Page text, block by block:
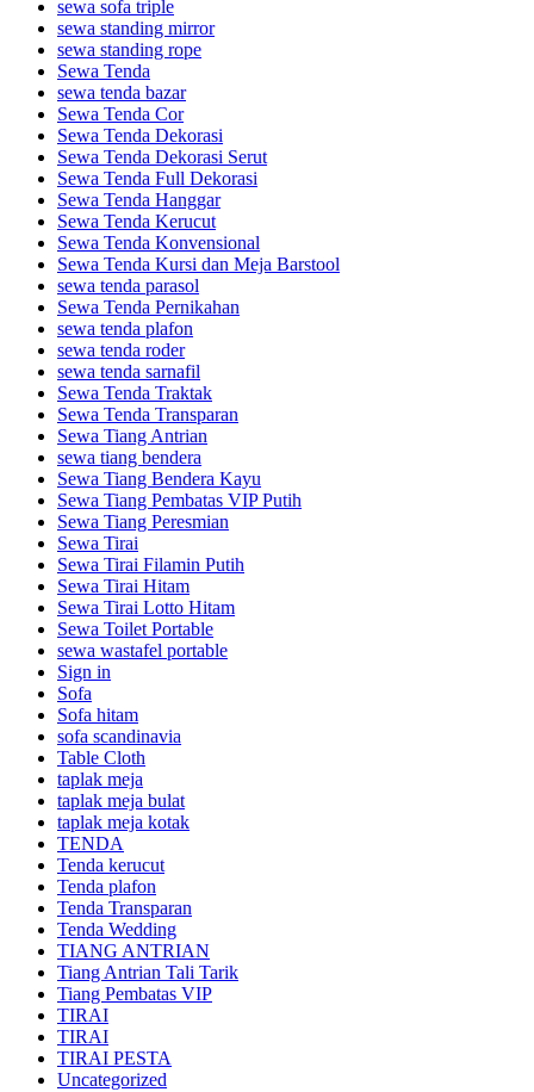
sewa sofa triple
sewa standing mirror
sewa standing rope
Sewa Tenda
sewa tenda bazar
Sewa Tenda Cor
Sewa Tenda Dekorasi
Sewa Tenda Dekorasi Serut
Sewa Tenda Full Dekorasi
Sewa Tenda Hanggar
Sewa Tenda Kerucut
Sewa Tenda Konvensional
Sewa Tenda Kursi dan Meja Barstool
sewa tenda parasol
Sewa Tenda Pernikahan
sewa tenda plafon
sewa tenda roder
sewa tenda sarnafil
Sewa Tenda Traktak
Sewa Tenda Transparan
Sewa Tiang Antrian
sewa tiang bendera
Sewa Tiang Bendera Kayu
Sewa Tiang Pembatas VIP Putih
Sewa Tiang Peresmian
Sewa Tirai
Sewa Tirai Filamin Putih
Sewa Tirai Hitam
Sewa Tirai Lotto Hitam
Sewa Toilet Portable
sewa wastafel portable
Sign in
Sofa
Sofa hitam
sofa scandinavia
Table Cloth
taplak meja
taplak meja bulat
taplak meja kotak
TENDA
Tenda kerucut
Tenda plafon
Tenda Transparan
Tenda Wedding
TIANG ANTRIAN
Tiang Antrian Tali Tarik
Tiang Pembatas VIP
TIRAI
TIRAI
TIRAI PESTA
Uncategorized